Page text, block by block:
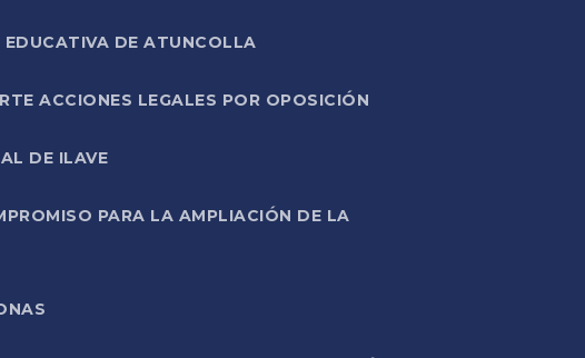
DE ATUNCOLLA
ACCIONES LEGALES POR OPOSICIÓN
DE ILAVE
PARA LA AMPLIACIÓN DE LA